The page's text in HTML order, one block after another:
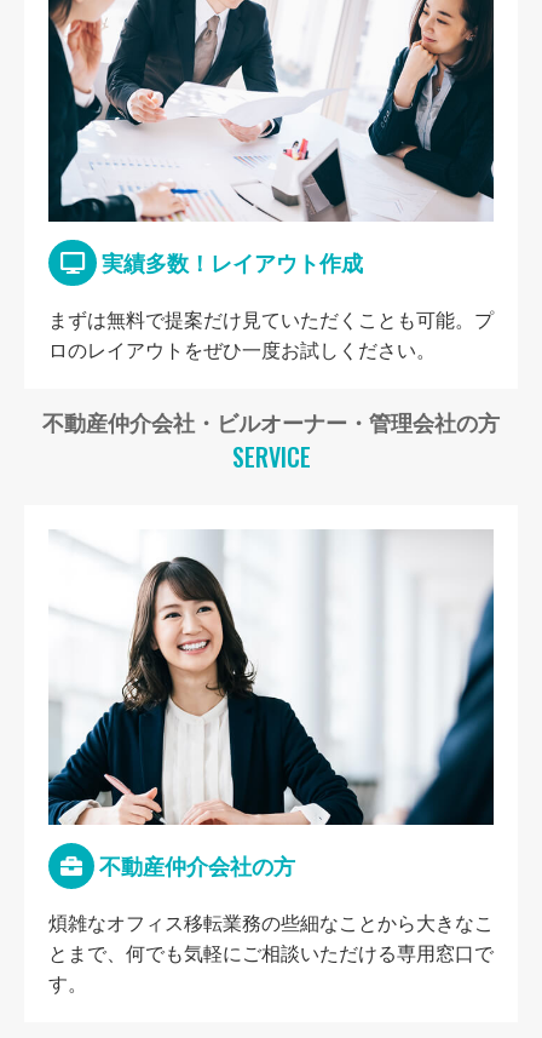
実績多数！レイアウト作成
まずは無料で提案だけ見ていただくことも可能。プ
ロのレイアウトをぜひ一度お試しください。
不動産仲介会社・ビルオーナー・管理会社の方
SERVICE
不動産仲介会社の方
煩雑なオフィス移転業務の些細なことから大きなこ
とまで、何でも気軽にご相談いただける専用窓口で
す。